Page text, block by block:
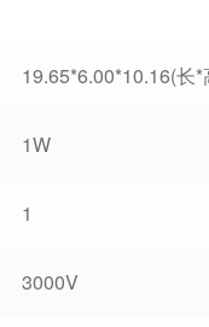
19.65*6.00*10.16(长*
1W
1
3000V